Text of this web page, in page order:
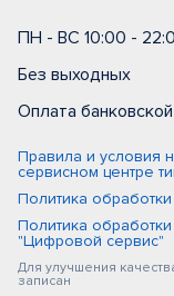
ПН - ВС 10:00 -
Без выходных
Оплата
Правила и условия
сервисном центре
Политика
Политика
"Цифровой сервис"
Для улучшения
записан